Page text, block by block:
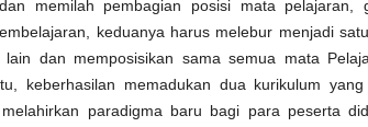
memilah pembagian posisi mata pelajaran ,
keduanya harus melebur menjadi satu
lain dan memposisikan sama semua mata
keberhasilan memadukan dua kurikulum yang
melahirkan paradigma baru bagi para peserta